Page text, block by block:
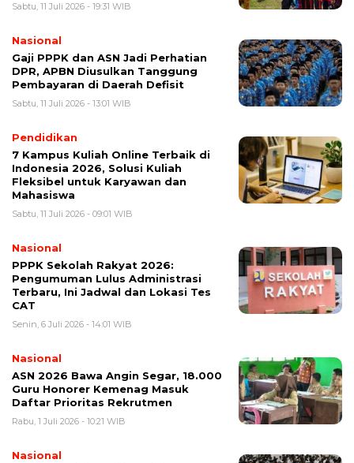
Sabtu, 11 Juli 2026 - 19:31 WIB
Nasional
Gaji PPPK dan ASN Jadi Perhatian
DPR, APBN Diusulkan Tanggung
Pembayaran di Daerah Defisit
Sabtu, 11 Juli 2026 - 13:01 WIB
Pendidikan
7 Kampus Kuliah Online Terbaik di
Indonesia 2026, Solusi Kuliah
Fleksibel untuk Karyawan dan
Mahasiswa
Sabtu, 11 Juli 2026 - 09:01 WIB
Nasional
PPPK Sekolah Rakyat 2026:
Pengumuman Lulus Administrasi
Terbaru, Ini Jadwal dan Lokasi Tes
CAT
Senin, 6 Juli 2026 - 14:01 WIB
Nasional
ASN 2026 Bawa Angin Segar, 18.000
Guru Honorer Kemenag Masuk
Daftar Prioritas Rekrutmen
Rabu, 1 Juli 2026 - 10:21 WIB
Nasional